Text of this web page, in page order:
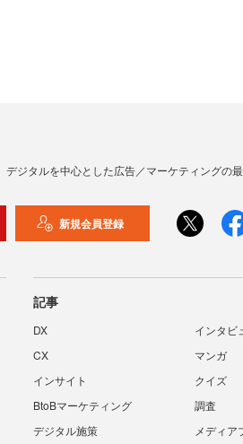
デジタルを中心とした広告／マーケティングの
新規会員登録
記事
DX
インタビ
CX
マンガ
インサイト
クイズ
BtoBマーケティング
調査
デジタル施策
メディア